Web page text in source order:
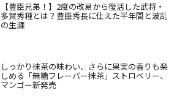
【豊臣兄弟！】2度の改易から復活した武将・
多賀秀種とは？豊臣秀長に仕えた半年間と波乱
の生涯
しっかり抹茶の味わい、さらに果実の香りも楽
しめる「無糖フレーバー抹茶」ストロベリー、
マンゴー新発売